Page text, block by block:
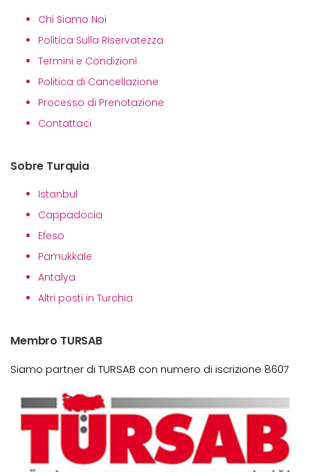
Chi Siamo Noi
Politica Sulla Riservatezza
Termini e Condizioni
Politica di Cancellazione
Processo di Prenotazione
Contattaci
Sobre Turquia
Istanbul
Cappadocia
Efeso
Pamukkale
Antalya
Altri posti in Turchia
Membro TURSAB
Siamo partner di TURSAB con numero di iscrizione 8607